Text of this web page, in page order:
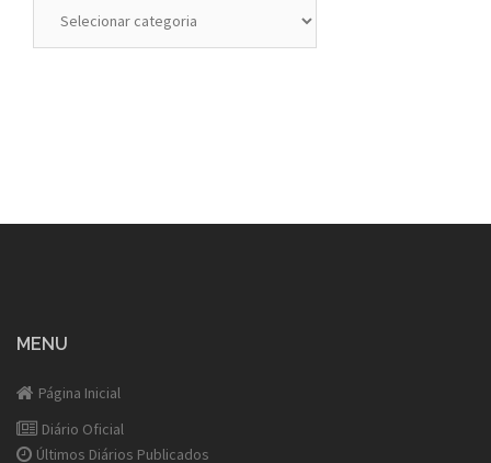
MENU
Página Inicial
Diário Oficial
Últimos Diários Publicados